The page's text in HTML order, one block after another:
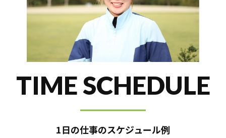
TIME SCHEDULE
1日の仕事のスケジュール例